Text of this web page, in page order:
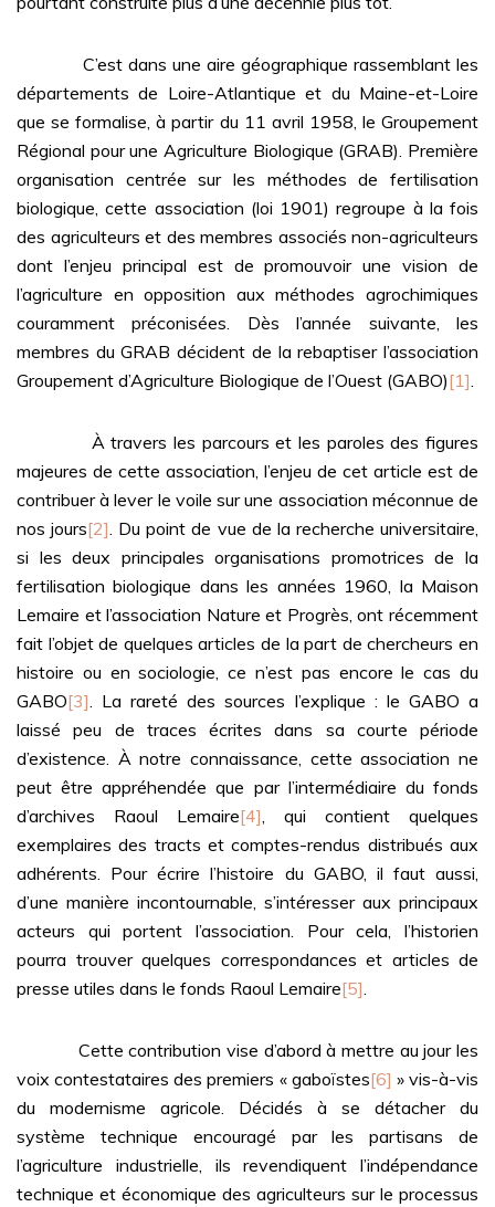
C’est dans une aire géographique rassemblant les
départements de Loire-Atlantique et du Maine-et-Loire
que se formalise, à partir du 11 avril 1958, le Groupement
Régional pour une Agriculture Biologique (GRAB). Première
organisation centrée sur les méthodes de fertilisation
biologique, cette association (loi 1901) regroupe à la fois
des agriculteurs et des membres associés non-agriculteurs
dont l’enjeu principal est de promouvoir une vision de
l’agriculture en opposition aux méthodes agrochimiques
couramment préconisées. Dès l’année suivante, les
membres du GRAB décident de la rebaptiser l’association
Groupement d’Agriculture Biologique de l’Ouest (GABO)[1].
À travers les parcours et les paroles des figures
majeures de cette association, l’enjeu de cet article est de
contribuer à lever le voile sur une association méconnue de
nos jours[2]. Du point de vue de la recherche universitaire,
si les deux principales organisations promotrices de la
fertilisation biologique dans les années 1960, la Maison
Lemaire et l’association Nature et Progrès, ont récemment
fait l’objet de quelques articles de la part de chercheurs en
histoire ou en sociologie, ce n’est pas encore le cas du
GABO[3]. La rareté des sources l’explique : le GABO a
laissé peu de traces écrites dans sa courte période
d’existence. À notre connaissance, cette association ne
peut être appréhendée que par l’intermédiaire du fonds
d’archives Raoul Lemaire[4], qui contient quelques
exemplaires des tracts et comptes-rendus distribués aux
adhérents. Pour écrire l’histoire du GABO, il faut aussi,
d’une manière incontournable, s’intéresser aux principaux
acteurs qui portent l’association. Pour cela, l’historien
pourra trouver quelques correspondances et articles de
presse utiles dans le fonds Raoul Lemaire[5].
Cette contribution vise d’abord à mettre au jour les
voix contestataires des premiers « gaboïstes[6] » vis-à-vis
du modernisme agricole. Décidés à se détacher du
système technique encouragé par les partisans de
l’agriculture industrielle, ils revendiquent l’indépendance
technique et économique des agriculteurs sur le processus